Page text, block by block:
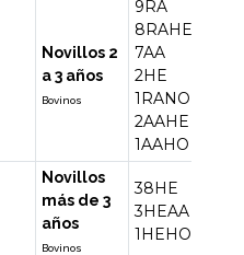
Novillos 2
a 3 años
Bovinos
9RA
8RAHE
7AA
2HE
1RANO
2AAHE
1AAHO
Novillos
más de 3
años
Bovinos
38HE
3HEAA
1HEHO